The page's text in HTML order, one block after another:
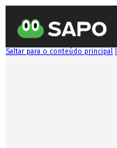
Saltar para o conteúdo principal